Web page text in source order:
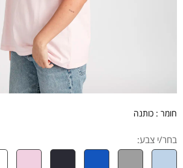
חומר : כותנה
בחר/י צבע: